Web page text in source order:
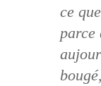
ce
parce